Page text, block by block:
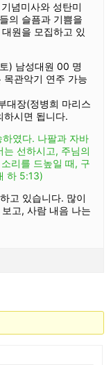
념미사와 성탄미
의 슬픔과 기쁨을
원을 모집하고 있
) 남성대원 00 명
관악기 연주 가능
대장(정병희 마리스
하시면 됩니다.
였다. 나팔과 자바
는 선하시고, 주님의
리를 드높일 때, 구
하 5:13)
고 있습니다. 많이
고, 사람 내음 나는